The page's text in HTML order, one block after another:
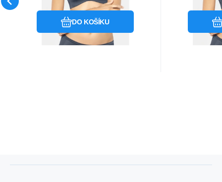
DO KOŠÍKU
Oblíbený
Porovnat